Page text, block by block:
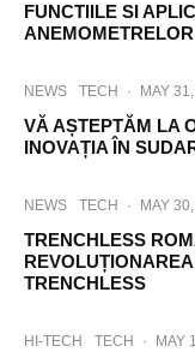
FUNCTIILE SI
ANEMOMETRELOR
NEWS TECH · MAY
VĂ AȘTEPTĂM LA
INOVAȚIA ÎN
NEWS TECH · MAY
TRENCHLESS
TRENCHLESS
HI-TECH TECH · MAY